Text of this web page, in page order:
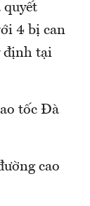
quyết
4 bị can
định tại
tốc Đà
cao